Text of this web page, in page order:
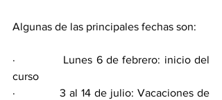
Algunas de las principales fechas son:
·             Lunes 6 de febrero: inicio del
curso
·             3 al 14 de julio: Vacaciones de